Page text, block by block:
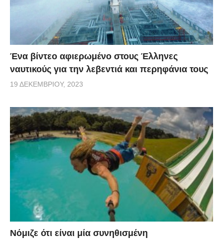
Ένα βίντεο αφιερωμένο στους Έλληνες
ναυτικούς για την λεβεντιά και περηφάνια τους
19 ΔΕΚΕΜΒΡΊΟΥ, 2023
Νόμιζε ότι είναι μία συνηθισμένη